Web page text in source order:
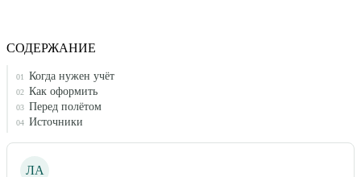
СОДЕРЖАНИЕ
01 Когда нужен учёт
02 Как оформить
03 Перед полётом
04 Источники
ЛА